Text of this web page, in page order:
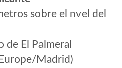
sobre el nvel del
de El Palmeral
Madrid)